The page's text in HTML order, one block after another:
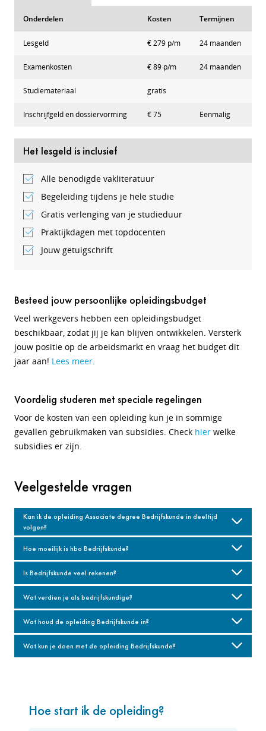
Onderdelen Kosten Termijnen
Lesgeld € 279 p/m 24 maanden
Examenkosten € 89 p/m 24 maanden
Studiemateriaal gratis
Inschrijfgeld en dossiervorming € 75 Eenmalig
Het lesgeld is inclusief
Alle benodigde vakliteratuur
Begeleiding tijdens je hele studie
Gratis verlenging van je studieduur
Praktijkdagen met topdocenten
Jouw getuigschrift
Besteed jouw persoonlijke opleidingsbudget
Veel werkgevers hebben een opleidingsbudget
beschikbaar, zodat jij je kan blijven ontwikkelen. Versterk
jouw positie op de arbeidsmarkt en vraag het budget dit
jaar aan! Lees meer.
Voordelig studeren met speciale regelingen
Voor de kosten van een opleiding kun je in sommige
gevallen gebruikmaken van subsidies. Check hier welke
subsidies er zijn.
Veelgestelde vragen
Kan ik de opleiding Associate degree Bedrijfskunde in deeltijd
volgen?
Hoe moeilijk is hbo Bedrijfskunde?
Is Bedrijfskunde veel rekenen?
Wat verdien je als bedrijfskundige?
Wat houd de opleiding Bedrijfskunde in?
Wat kun je doen met de opleiding Bedrijfskunde?
Hoe start ik de opleiding?